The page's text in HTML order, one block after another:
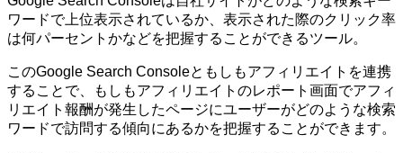
ワードで上位表示されているか、表示された際のクリック率
は何パーセントかなどを把握することができるツール。
このGoogle Search Consoleともしもアフィリエイトを連携
することで、もしもアフィリエイトのレポート画面でアフィ
リエイト報酬が発生したページにユーザーがどのような検索
ワードで訪問する傾向にあるかを把握することができます。